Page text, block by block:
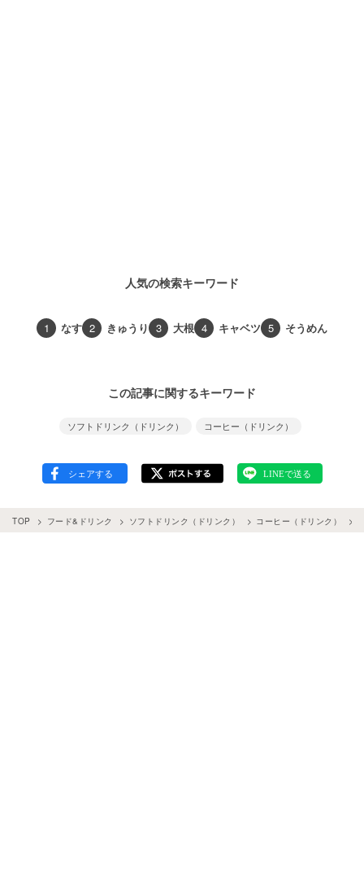
人気の検索キーワード
1 なす 2 きゅうり 3 大根 4 キャベツ 5 そうめん
この記事に関するキーワード
ソフトドリンク（ドリンク） コーヒー（ドリンク）
TOP フード&ドリンク ソフトドリンク（ドリンク） コーヒー（ドリンク）